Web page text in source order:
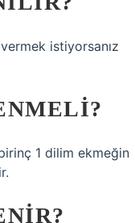
istiyorsanız
1 dilim ekmeğin